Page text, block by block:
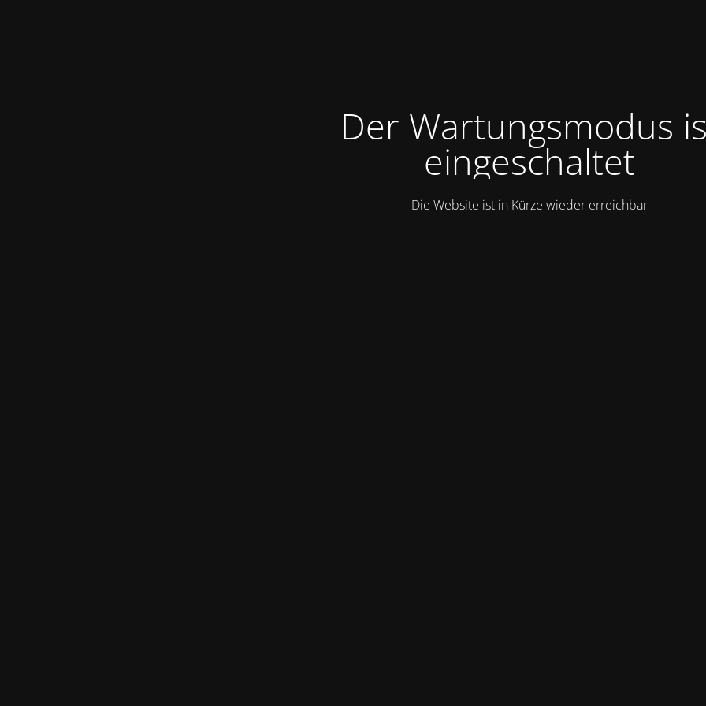
Der Wartungsmodus
eingeschaltet
Die Website ist in Kürze wieder erreichbar